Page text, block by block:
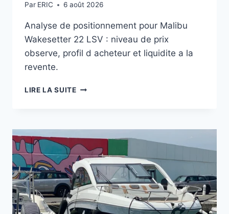
Par ERIC 6 août 2026
Analyse de positionnement pour Malibu
Wakesetter 22 LSV : niveau de prix
observe, profil d acheteur et liquidite a la
revente.
LIRE LA SUITEMALIBU
:
CE
QUE
DIT
LE
MARCHÉ